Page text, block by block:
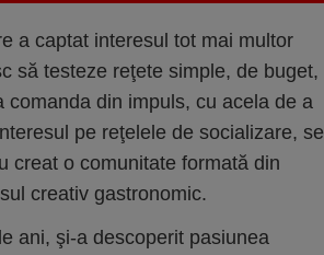
a captat interesul tot mai multor
să testeze reţete simple, de buget,
din impuls, cu acela de a
pe reţelele de socializare, se
creat o comunitate formată din
creativ gastronomic.
ani, şi-a descoperit pasiunea